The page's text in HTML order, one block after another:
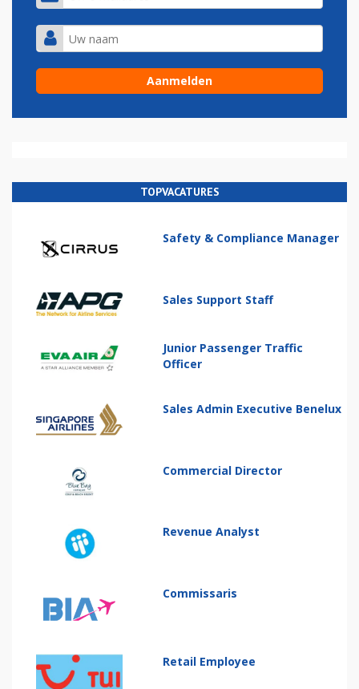
TOPVACATURES
Safety & Compliance Manager
Sales Support Staff
Junior Passenger Traffic
Officer
Sales Admin Executive Benelux
Commercial Director
Revenue Analyst
Commissaris
Retail Employee